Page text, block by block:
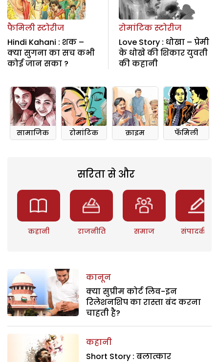
फैमिली स्टोरीज
Hindi Kahani : शक –
क्या सुगना का सच कभी
कोई जान सका ?
रोमांटिक स्टोरीज
Love Story : धोखा – प्रेमी
के धोखे की शिकार युवती
की कहानी
सामाजिक रोमांटिक क्राइम फॅमिली
सरिता से और
कहानी राजनीति समाज संपादकीय
कानून
क्या सुप्रीम कोर्ट लिव-इन
रिलेशनशिप का रास्ता बंद करना
चाहती है?
कहानी
Short Story : बलात्कार